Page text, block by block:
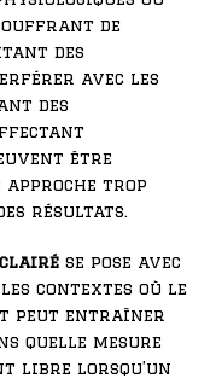
de
des
avec les
des
être
approche trop
résultats.
se pose avec
contextes où le
peut entraîner
quelle mesure
libre lorsqu’un